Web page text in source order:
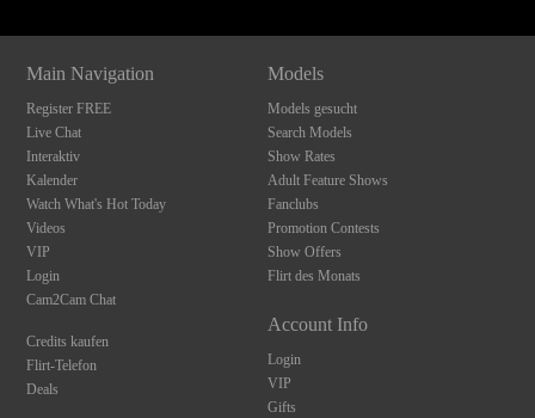
Main Navigation
Register FREE
Live Chat
Interaktiv
Kalender
Watch What's Hot Today
Videos
VIP
Login
Cam2Cam Chat
Credits kaufen
Flirt-Telefon
Deals
Models
Models gesucht
Search Models
Show Rates
Adult Feature Shows
Fanclubs
Promotion Contests
Show Offers
Flirt des Monats
Account Info
Login
VIP
Gifts